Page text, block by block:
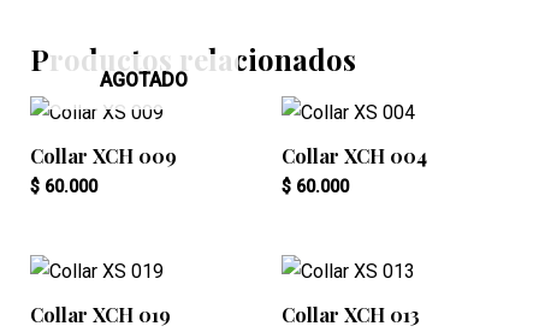
Productos relacionados
AGOTADO
Collar XCH 009
$60.000
Collar XCH 004
$ 60.000
Collar XCH 019 Collar XCH 013